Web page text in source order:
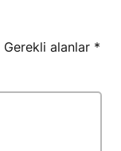
Gerekli alanlar *